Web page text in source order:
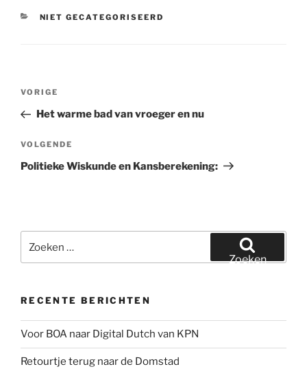
CATEGORIEËN
NIET GECATEGORISEERD
Bericht
Vorig
bericht
VORIGE
Het warme bad van vroeger en nu
Volgend
bericht
VOLGENDE
Politieke Wiskunde en Kansberekening:
naar:
Zoeken
RECENTE BERICHTEN
Voor BOA naar Digital Dutch van KPN
Retourtje terug naar de Domstad